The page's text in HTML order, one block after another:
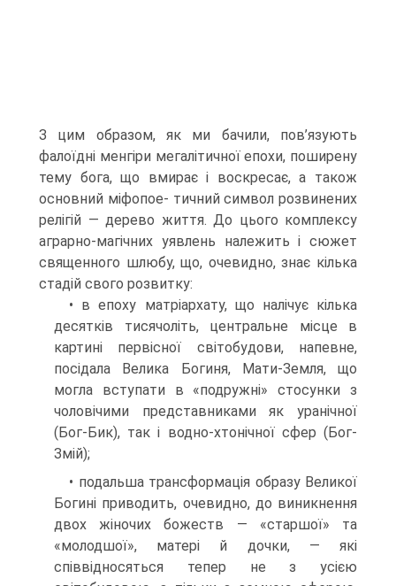
З цим образом, як ми бачили, пов’язують
фалоїдні менгіри мегалітичної епохи, поширену
тему бога, що вмирає і воскресає, а також
основний міфопое- тичний символ розвинених
релігій — дерево життя. До цього комплексу
аграр­но-магічних уявлень належить і сюжет
священного шлюбу, що, очевидно, знає кілька
стадій свого розвитку:
• в епоху матріархату, що налічує кілька
десятків тисячоліть, центральне місце в
картині первісної світобудови, напевне,
посідала Велика Богиня, Мати-Земля, що
могла вступати в «подружні» стосунки з
чоловічими представниками як уранічної
(Бог-Бик), так і водно-хтонічної сфер (Бог-
Змій);
• подальша трансформація образу Великої
Богині приводить, очевидно, до виникнення
двох жіночих божеств — «старшої» та
«молодшої», матері й дочки, — які
співвідносяться тепер не з усією